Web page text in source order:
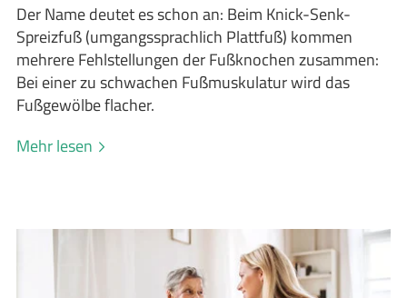
Der Name deutet es schon an: Beim Knick-Senk-
Spreizfuß (umgangssprachlich Plattfuß) kommen
mehrere Fehlstellungen der Fußknochen zusammen:
Bei einer zu schwachen Fußmuskulatur wird das
Fußgewölbe flacher.
Mehr lesen